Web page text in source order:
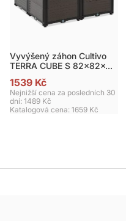
Vyvýšený záhon Cultivo
TERRA CUBE S 82x82x31
1539 Kč
Nejnižší cena za posledních 30
dní: 1489 Kč
Katalogová cena: 1659 Kč